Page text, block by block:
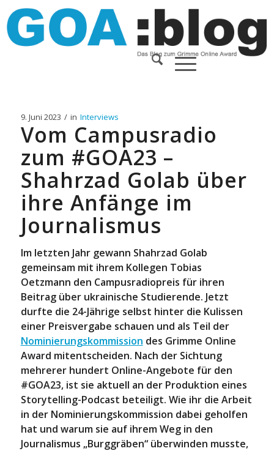
9. Juni 2023 / in Interviews
Vom Campusradio
zum #GOA23 –
Shahrzad Golab über
ihre Anfänge im
Journalismus
Im letzten Jahr gewann Shahrzad Golab
gemeinsam mit ihrem Kollegen Tobias
Oetzmann den Campusradiopreis für ihren
Beitrag über ukrainische Studierende. Jetzt
durfte die 24-Jährige selbst hinter die Kulissen
einer Preisvergabe schauen und als Teil der
Nominierungskommission des Grimme Online
Award mitentscheiden. Nach der Sichtung
mehrerer hundert Online-Angebote für den
#GOA23, ist sie aktuell an der Produktion eines
Storytelling-Podcast beteiligt. Wie ihr die Arbeit
in der Nominierungskommission dabei geholfen
hat und warum sie auf ihrem Weg in den
Journalismus „Burggräben“ überwinden musste,